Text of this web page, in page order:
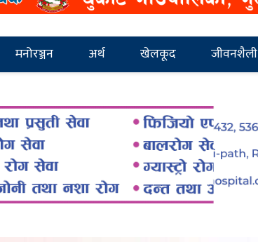
मनोरञ्जन अर्थ खेलकूद जीवनशैली